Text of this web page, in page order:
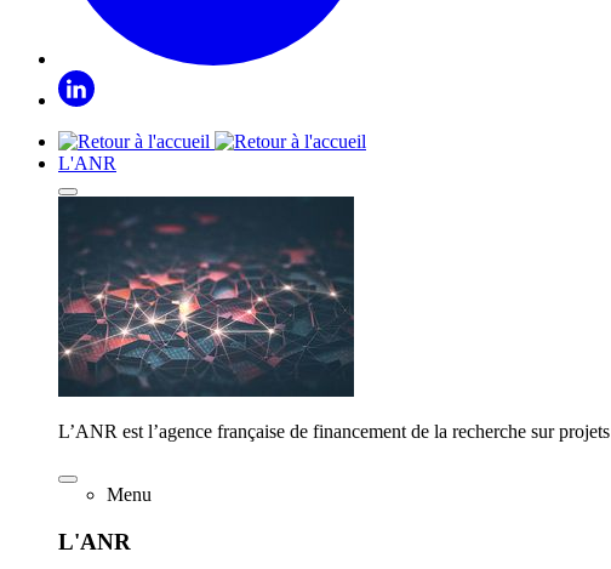
L'ANR
L’ANR est l’agence française de financement de la recherche sur projets
Menu
L'ANR